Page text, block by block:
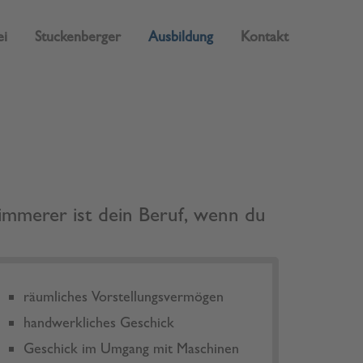
About us
ultricies nec.
Stuckenberger Ausbildung Kontakt
ist dein Beruf, wenn du
räumliches Vorstellungsvermögen
handwerkliches Geschick
Geschick im Umgang mit Maschinen